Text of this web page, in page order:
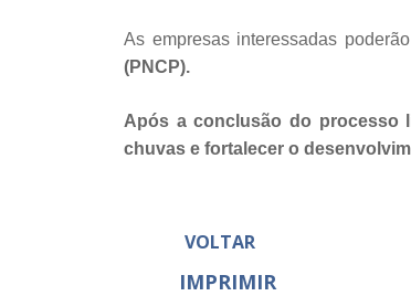
As empresas interessadas
(PNCP).
Após a conclusão do processo
chuvas e fortalecer o
VOLTAR
IMPRIMIR